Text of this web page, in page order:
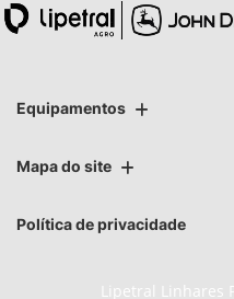
Equipamentos
Mapa do site
Política de privacidade
Lipetral Linhares